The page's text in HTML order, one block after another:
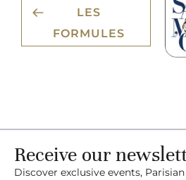
LES
FORMULES
Receive our
Discover exclusive events,